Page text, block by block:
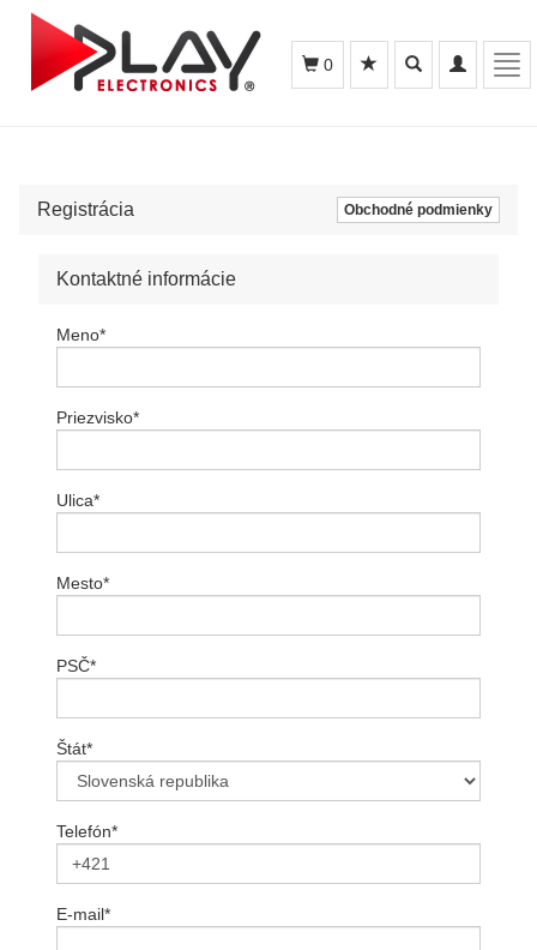
Toggle
navigation
Toggle
search
0
Registrácia Obchodné podmienky
Kontaktné informácie
Meno*
Priezvisko*
Ulica*
Mesto*
PSČ*
Štát*
Telefón*
E-mail*